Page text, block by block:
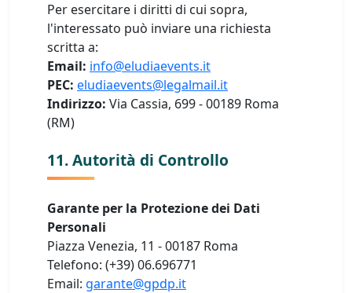
Per esercitare i diritti di cui sopra,
l'interessato può inviare una richiesta
scritta a:
Email: info@eludiaevents.it
PEC: eludiaevents@legalmail.it
Indirizzo: Via Cassia, 699 - 00189 Roma
(RM)
11. Autorità di Controllo
Garante per la Protezione dei Dati
Personali
Piazza Venezia, 11 - 00187 Roma
Telefono: (+39) 06.696771
Email: garante@gpdp.it